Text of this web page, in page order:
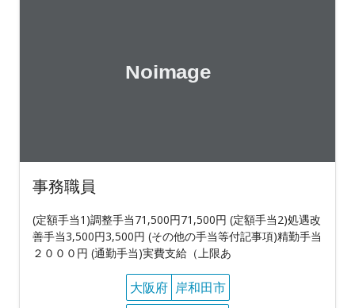
事務職員
(定額手当1)調整手当71,500円71,500円 (定額手当2)処遇改
善手当3,500円3,500円 (その他の手当等付記事項)精勤手当
２０００円 (通勤手当)実費支給（上限あ
大阪府 岸和田市